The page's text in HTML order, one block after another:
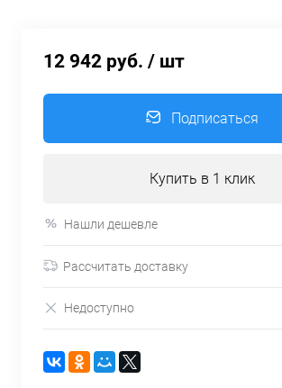
12 942 руб. / шт
Подписаться
Купить в 1 клик
Нашли дешевле
Рассчитать доставку
Недоступно